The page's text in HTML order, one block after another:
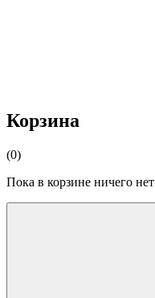
Корзина
(0)
Пока в корзине ничего нет